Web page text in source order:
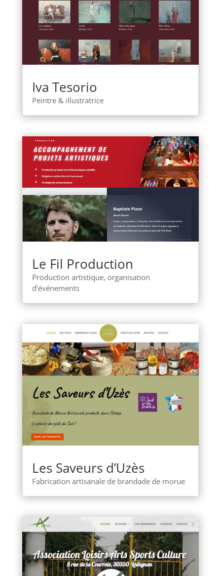
Iva Tesorio
Peintre & illustratrice
Le Fil Production
Production artistique, organisation
d’événements
Les Saveurs d’Uzès
Fabrication artisanale de brandade de morue